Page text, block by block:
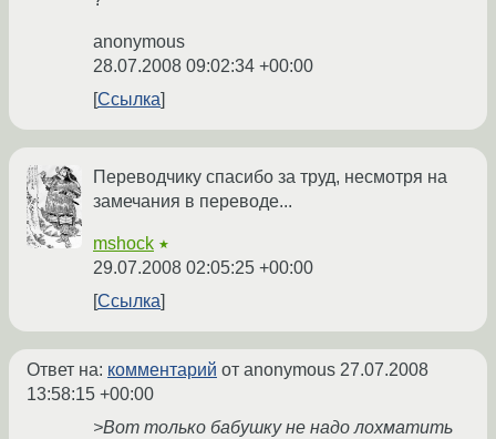
anonymous
28.07.2008 09:02:34 +00:00
Ссылка
Переводчику спасибо за труд, несмотря на
замечания в переводе...
mshock ★
29.07.2008 02:05:25 +00:00
Ссылка
Ответ на: комментарий от anonymous 27.07.2008
13:58:15 +00:00
>Вот только бабушку не надо лохматить